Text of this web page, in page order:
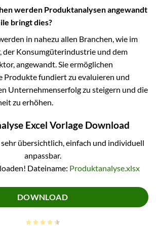
werden Produktanalysen angewandt
bringt dies?
in nahezu allen Branchen, wie im
der Konsumgüterindustrie und dem
angewandt. Sie ermöglichen
Produkte fundiert zu evaluieren und
Unternehmenserfolg zu steigern und die
zu erhöhen.
Excel Vorlage Download
übersichtlich, einfach und individuell
anpassbar.
Dateiname: Produktanalyse.xlsx
DOWNLOAD